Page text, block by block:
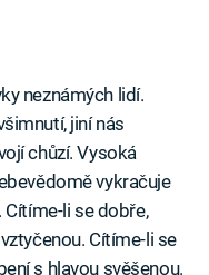
neznámých lidí.
jiní nás
chůzí. Vysoká
vykračuje
li se dobře,
Cítíme-li se
s hlavou svěšenou.